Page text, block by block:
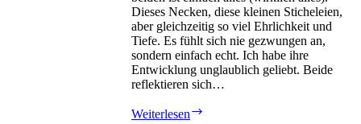
Dieses Necken, diese kleinen Sticheleien,
aber gleichzeitig so viel Ehrlichkeit und
Tiefe. Es fühlt sich nie gezwungen an,
sondern einfach echt. Ich habe ihre
Entwicklung unglaublich geliebt. Beide
reflektieren sich…
Weiterlesen